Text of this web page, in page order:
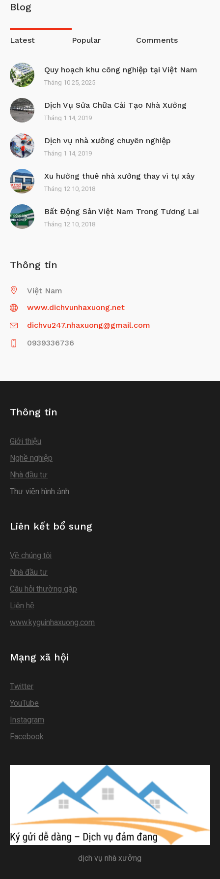
Blog
Latest Popular Comments
Quy hoạch khu công nghiệp tại Việt Nam
Tháng 10 25, 2025
Dịch Vụ Sửa Chữa Cải Tạo Nhà Xưởng
Tháng 1 14, 2019
Dịch vụ nhà xưởng chuyên nghiệp
Tháng 1 14, 2019
Xu hướng thuê nhà xưởng thay vì tự xây
Tháng 12 10, 2018
Bất Động Sản Việt Nam Trong Tương Lai
Tháng 12 10, 2018
Thông tin
Việt Nam
www.dichvunhaxuong.net
dichvu247.nhaxuong@gmail.com
0939336736
Thông tin
Giới thiệu
Nghề nghiệp
Nhà đầu tư
Thư viện hình ảnh
Liên kết bổ sung
Về chúng tôi
Nhà đầu tư
Câu hỏi thường gặp
Liên hệ
www.kyguinhaxuong.com
Mạng xã hội
Twitter
YouTube
Instagram
Facebook
dịch vụ nhà xưởng